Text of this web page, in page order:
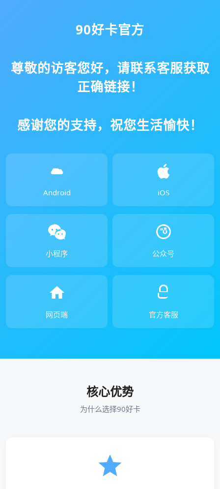
90好卡官方
尊敬的访客您好，请联系客服获取
正确链接！
感谢您的支持，祝您生活愉快！
Android iOS
小程序 公众号
网页端 官方客服
核心优势
为什么选择90好卡